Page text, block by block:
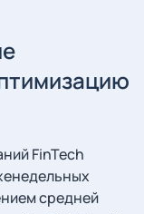
FinTech
средней